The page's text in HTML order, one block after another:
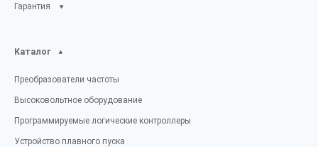
Гарантия
Каталог
Преобразователи частоты
Высоковольтное оборудование
Программируемые логические контроллеры
Устройство плавного пуска